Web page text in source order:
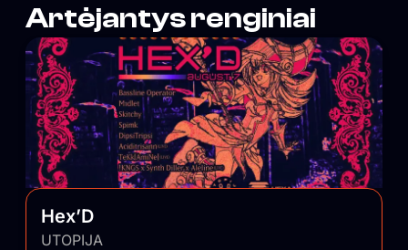
Artėjantys renginiai
Hex’D
UTOPIJA